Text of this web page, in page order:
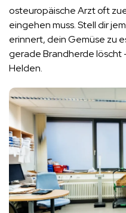
osteuropäische Arzt oft
eingehen muss. Stell dir
erinnert, dein Gemüse zu
gerade Brandherde löscht
Helden​.